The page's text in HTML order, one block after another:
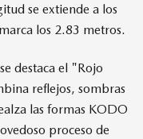
se extiende a los
los 2.83 metros.
destaca el "Rojo
reflejos, sombras
las formas KODO
proceso de